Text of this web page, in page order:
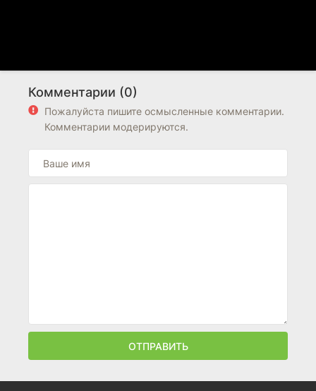
Комментарии (0)
Пожалуйста пишите осмысленные комментарии.
Комментарии модерируются.
ОТПРАВИТЬ